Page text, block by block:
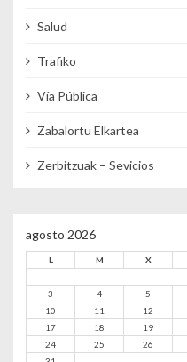
Salud
Trafiko
Vía Pública
Zabalortu Elkartea
Zerbitzuak – Sevicios
agosto 2026
L M X
3
4 5
10
11 12
17
18 19
24
25 26